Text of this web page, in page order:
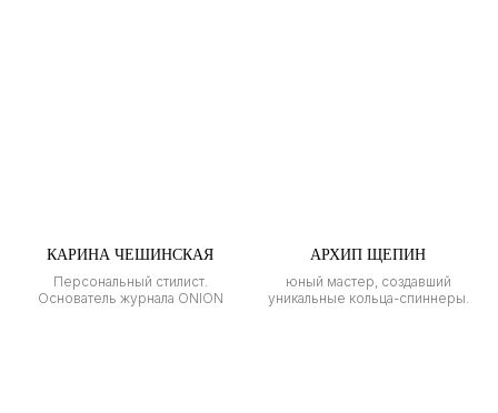
КАРИНА ЧЕШИНСКАЯ
Персональный стилист.
Основатель журнала ONION
АРХИП ЩЕПИН
юный мастер, создавший
уникальные кольца-спиннеры.